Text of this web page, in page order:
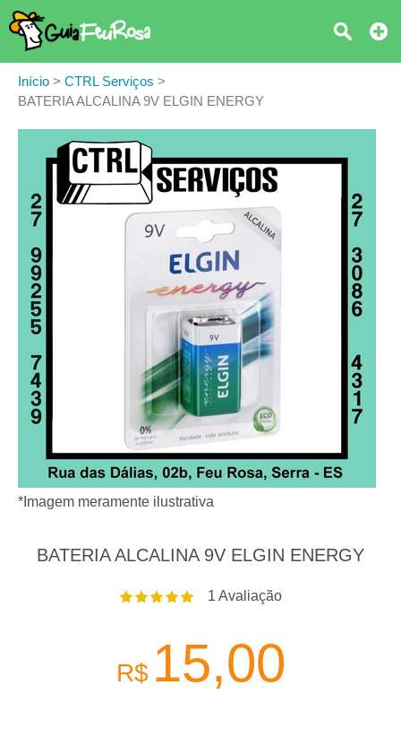
Início > CTRL Serviços >
BATERIA ALCALINA 9V ELGIN ENERGY
*Imagem meramente ilustrativa
BATERIA ALCALINA 9V ELGIN ENERGY
1 Avaliação
R$ 15,00